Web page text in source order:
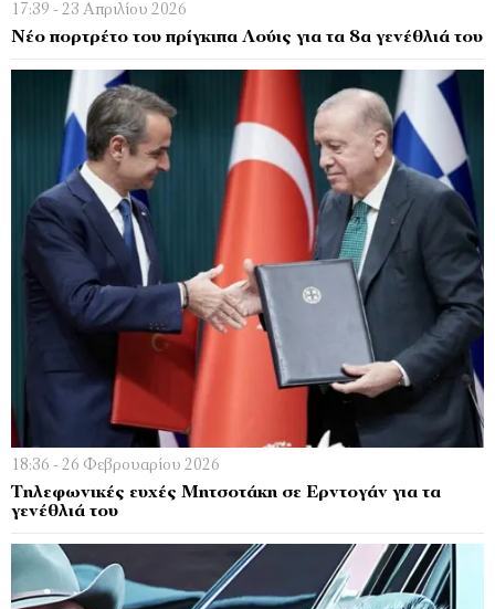
17:39 - 23 Απριλίου 2026
Νέο πορτρέτο του πρίγκιπα Λούις για τα 8α γενέθλιά του
18:36 - 26 Φεβρουαρίου 2026
Τηλεφωνικές ευχές Μητσοτάκη σε Ερντογάν για τα
γενέθλιά του